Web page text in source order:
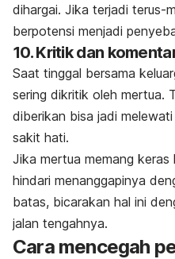
dihargai. Jika terjadi terus-
berpotensi menjadi
10. Kritik dan
Saat tinggal bersama
sering dikritik oleh mertua.
diberikan bisa jadi
sakit hati.
Jika mertua memang keras
hindari menanggapinya
batas, bicarakan hal ini
jalan tengahnya.
Cara mencegah